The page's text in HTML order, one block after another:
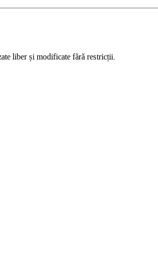
liber și modificate fără restricții.